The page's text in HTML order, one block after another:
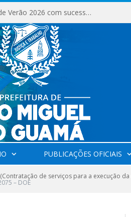
São Miguel do Guamá encerra os Jogos de Verão 2026 com sucesso de público e competições.
PUBLICAÇÕES OFICIAIS
(Contratação de serviços para a execução
– DOE